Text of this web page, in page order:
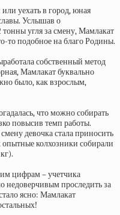
уехать в город, юная
Услышав о
угля за смену, Мамлакат
то подобное на благо Родины.
собственный метод
Мамлакат буквально
было, как взрослым,
что можно собирать
повысив темп работы.
девочка стала приносить
опытные колхозники собирали
цифрам – учетчика
недоверчивым проследить за
ясно: Мамлакат